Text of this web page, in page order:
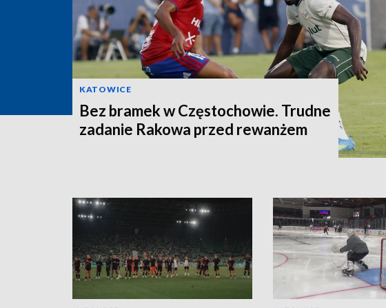
KATOWICE
Bez bramek w Częstochowie. Trudne
zadanie Rakowa przed rewanżem